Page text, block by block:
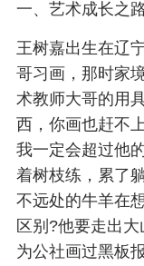
一、艺术成长之
王树嘉出生在辽
哥习画，那时家
术教师大哥的用
西，你画也赶不
我一定会超过他
着树枝练，累了
不远处的牛羊在
区别?他要走出
为公社画过黑板